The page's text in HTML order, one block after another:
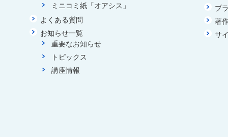
ミニコミ紙「オアシス」
よくある質問
お知らせ一覧
重要なお知らせ
トピックス
講座情報
プ
著
サ